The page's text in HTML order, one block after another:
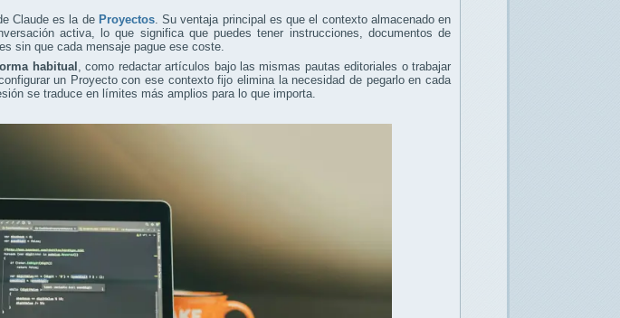
Claude es la de Proyectos. Su ventaja principal es que el contexto almacenado en
activa, lo que significa que puedes tener instrucciones, documentos de
sin que cada mensaje pague ese coste.
habitual
, como redactar artículos bajo las mismas pautas editoriales o trabajar
un Proyecto con ese contexto fijo elimina la necesidad de pegarlo en cada
se traduce en límites más amplios para lo que importa.